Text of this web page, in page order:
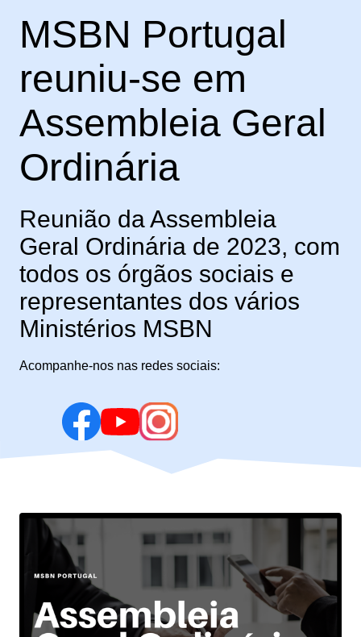
MSBN Portugal
reuniu-se em
Assembleia Geral
Ordinária
Reunião da Assembleia
Geral Ordinária de 2023, com
todos os órgãos sociais e
representantes dos vários
Ministérios MSBN
Acompanhe-nos nas redes sociais: